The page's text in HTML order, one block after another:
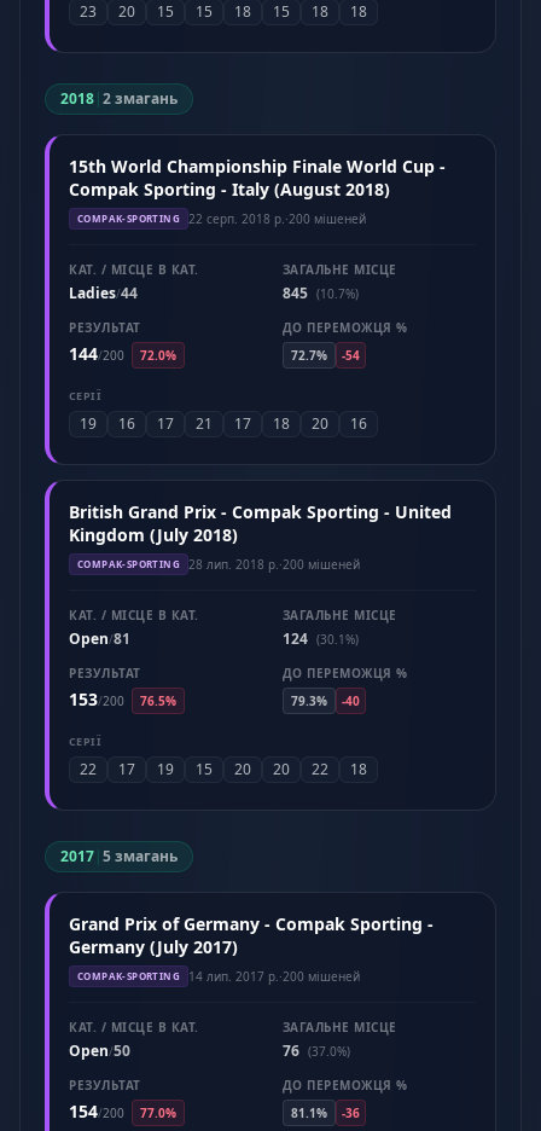
23 20 15 15 18 15 18 18
2018|2 змагань
15th World Championship Finale World Cup -
Compak Sporting - Italy (August 2018)
COMPAK-SPORTING 22 серп. 2018 р. ·200 мішеней
КАТ. / МІСЦЕ В КАТ.
Ladies/44
ЗАГАЛЬНЕ МІСЦЕ
845 (10.7%)
РЕЗУЛЬТАТ
144/200 72.0%
ДО ПЕРЕМОЖЦЯ %
72.7%
-54
СЕРІЇ
19 16 17 21 17 18 20 16
British Grand Prix - Compak Sporting - United
Kingdom (July 2018)
COMPAK-SPORTING 28 лип. 2018 р. ·200 мішеней
КАТ. / МІСЦЕ В КАТ.
Open/81
ЗАГАЛЬНЕ МІСЦЕ
124 (30.1%)
РЕЗУЛЬТАТ
153/200 76.5%
ДО ПЕРЕМОЖЦЯ %
79.3%
-40
СЕРІЇ
22 17 19 15 20 20 22 18
2017|5 змагань
Grand Prix of Germany - Compak Sporting -
Germany (July 2017)
COMPAK-SPORTING 14 лип. 2017 р. ·200 мішеней
КАТ. / МІСЦЕ В КАТ.
Open/50
ЗАГАЛЬНЕ МІСЦЕ
76 (37.0%)
РЕЗУЛЬТАТ
154/200 77.0%
ДО ПЕРЕМОЖЦЯ %
81.1%
-36